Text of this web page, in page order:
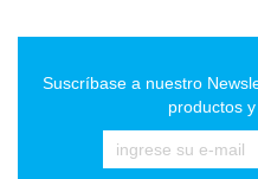
Suscríbase a nuestro
productos